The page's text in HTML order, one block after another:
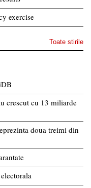
exercise
Toate stirile
crescut cu 13 miliarde
doua treimi din